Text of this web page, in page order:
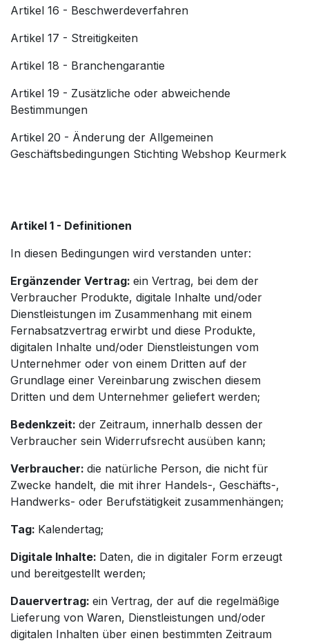
Artikel 16 - Beschwerdeverfahren
Artikel 17 - Streitigkeiten
Artikel 18 - Branchengarantie
Artikel 19 - Zusätzliche oder abweichende
Bestimmungen
Artikel 20 - Änderung der Allgemeinen
Geschäftsbedingungen Stichting Webshop Keurmerk
Artikel 1 - Definitionen
In diesen Bedingungen wird verstanden unter:
Ergänzender Vertrag: ein Vertrag, bei dem der
Verbraucher Produkte, digitale Inhalte und/oder
Dienstleistungen im Zusammenhang mit einem
Fernabsatzvertrag erwirbt und diese Produkte,
digitalen Inhalte und/oder Dienstleistungen vom
Unternehmer oder von einem Dritten auf der
Grundlage einer Vereinbarung zwischen diesem
Dritten und dem Unternehmer geliefert werden;
Bedenkzeit: der Zeitraum, innerhalb dessen der
Verbraucher sein Widerrufsrecht ausüben kann;
Verbraucher: die natürliche Person, die nicht für
Zwecke handelt, die mit ihrer Handels-, Geschäfts-,
Handwerks- oder Berufstätigkeit zusammenhängen;
Tag: Kalendertag;
Digitale Inhalte: Daten, die in digitaler Form erzeugt
und bereitgestellt werden;
Dauervertrag: ein Vertrag, der auf die regelmäßige
Lieferung von Waren, Dienstleistungen und/oder
digitalen Inhalten über einen bestimmten Zeitraum